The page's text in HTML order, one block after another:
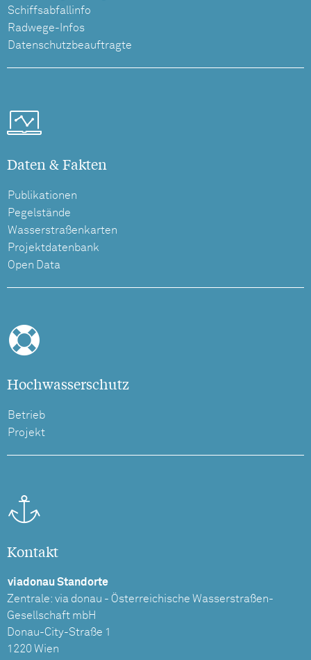
Schiffsabfallinfo
Radwege-Infos
Datenschutzbeauftragte
Daten & Fakten
Publikationen
Pegelstände
Wasserstraßenkarten
Projektdatenbank
Open Data
Hochwasserschutz
Betrieb
Projekt
Kontakt
viadonau Standorte
Zentrale: via donau - Österreichische Wasserstraßen-
Gesellschaft mbH
Donau-City-Straße 1
1220 Wien